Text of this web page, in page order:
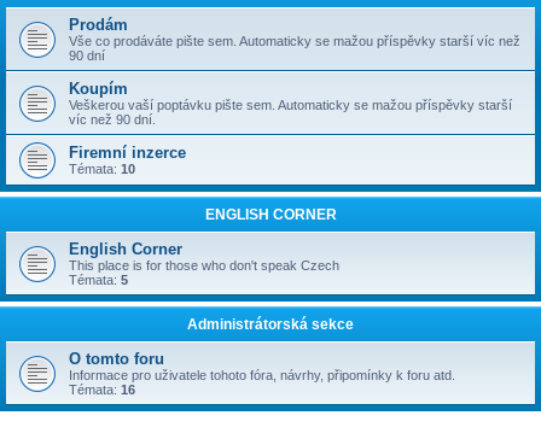
Prodám
Vše co prodáváte pište sem. Automaticky se mažou příspěvky starší víc než
90 dní
Koupím
Veškerou vaší poptávku pište sem. Automaticky se mažou příspěvky starší
víc než 90 dní.
Firemní inzerce
Témata: 10
ENGLISH CORNER
English Corner
This place is for those who don't speak Czech
Témata: 5
Administrátorská sekce
O tomto foru
Informace pro uživatele tohoto fóra, návrhy, připomínky k foru atd.
Témata: 16